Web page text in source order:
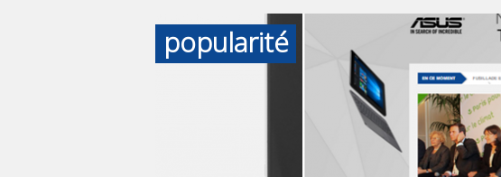
popularité